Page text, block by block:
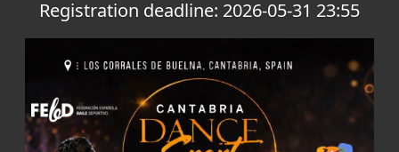
Registration deadline: 2026-05-31 23:55